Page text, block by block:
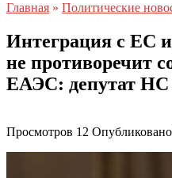
Главная » Политические
Интеграция с ЕС
не противоречит
ЕАЭС: депутат
Просмотров 12 Опубликовано